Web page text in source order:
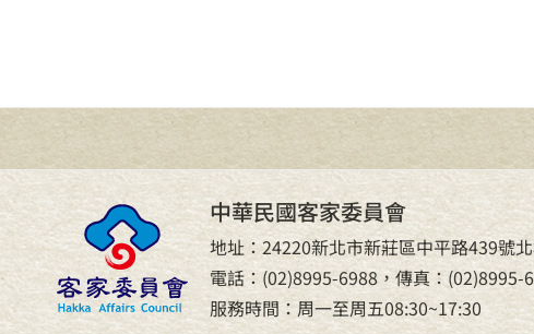
中華民國客家委員會
地址：24220新北市新莊區中平路439號
電話：(02)8995-6988，傳真：(02)8995-
服務時間：周一至周五08:30~17:30